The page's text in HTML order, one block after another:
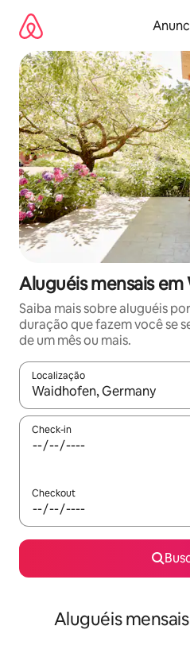
para
conteúdo
Aluguéis mensais
Saiba mais sobre aluguéis
duração que fazem você se
de um mês ou mais.
Localização
Quando os resultados
Check-in
Checkout
Aluguéis